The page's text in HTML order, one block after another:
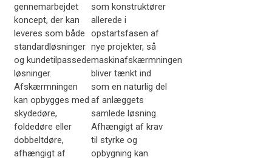
gennemarbejdet
koncept, der kan
leveres som både
standardløsninger
og kundetilpassede
løsninger.
Afskærmningen
kan opbygges med
skydedøre,
foldedøre eller
dobbeltdøre,
afhængigt af
som konstruktører
allerede i
opstartsfasen af
nye projekter, så
maskinafskærmningen
bliver tænkt ind
som en naturlig del
af anlæggets
samlede løsning.
Afhængigt af krav
til styrke og
opbygning kan